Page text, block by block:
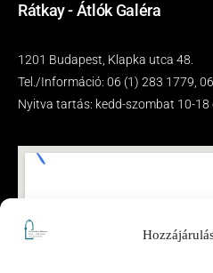
Rátkay - Átlók Galéra
1201 Budapest, Klapka utca 48.
Tel./Információ: 06 (1) 283 1779,
Nyitva tartás: kedd-szombat 10-18